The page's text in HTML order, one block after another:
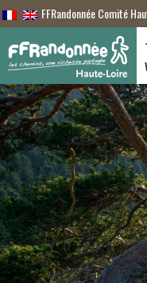
FFRandonnée Comité